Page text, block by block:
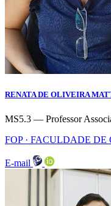
RENATA DE OLIVEIRA
MS5.3 — Professor
FOP · FACULDADE
E-mail